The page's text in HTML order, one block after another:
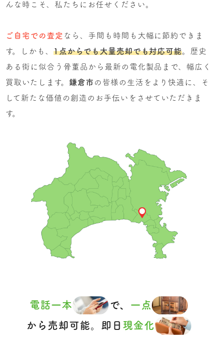
んな時こそ、私たちにお任せください。
ご自宅での査定 なら、手間も時間も大幅に節約できま
す。しかも、 1点からでも大量売却でも対応可能。歴史
ある街に似合う骨董品から最新の電化製品まで、幅広く
買取いたします。 鎌倉市 の皆様の生活をより快適に、そ
して新たな価値の創造のお手伝いをさせていただきま
す。
電話一本 で、 一点
から売却可能。即日 現金化